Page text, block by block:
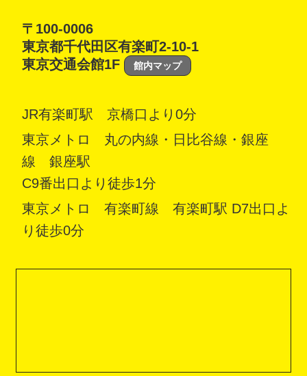
〒100-0006
東京都千代田区有楽町2-10-1
東京交通会館1F
館内マップ
JR有楽町駅 京橋口より0分
東京メトロ 丸の内線・日比谷線・銀座
線 銀座駅
C9番出口より徒歩1分
東京メトロ 有楽町線 有楽町駅 D7出口よ
り徒歩0分